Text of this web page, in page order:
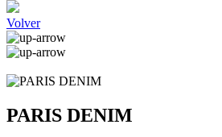
Volver
PARIS DENIM